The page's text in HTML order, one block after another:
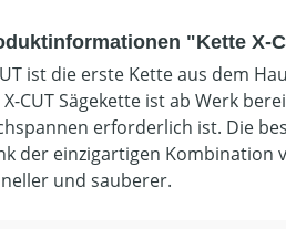
"Kette X-
ist die erste Kette aus dem
X-CUT Sägekette ist ab Werk
erforderlich ist. Die
der einzigartigen
und sauberer.